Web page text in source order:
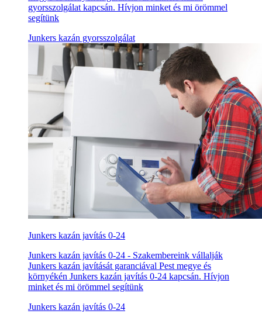
gyorsszolgálat kapcsán. Hívjon minket és mi örömmel
segítünk
Junkers kazán gyorsszolgálat
Junkers kazán javítás 0-24
Junkers kazán javítás 0-24 - Szakembereink vállalják
Junkers kazán javítását garanciával Pest megye és
környékén Junkers kazán javítás 0-24 kapcsán. Hívjon
minket és mi örömmel segítünk
Junkers kazán javítás 0-24